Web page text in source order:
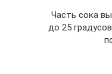
Часть сока
до 25